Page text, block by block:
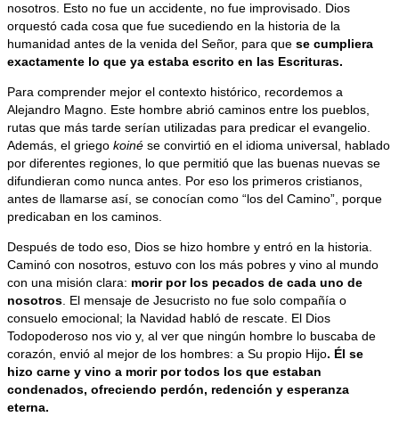
nosotros. Esto no fue un accidente, no fue improvisado. Dios
orquestó cada cosa que fue sucediendo en la historia de la
humanidad antes de la venida del Señor, para que se cumpliera
exactamente lo que ya estaba escrito en las Escrituras.
Para comprender mejor el contexto histórico, recordemos a
Alejandro Magno. Este hombre abrió caminos entre los pueblos,
rutas que más tarde serían utilizadas para predicar el evangelio.
Además, el griego koiné se convirtió en el idioma universal, hablado
por diferentes regiones, lo que permitió que las buenas nuevas se
difundieran como nunca antes. Por eso los primeros cristianos,
antes de llamarse así, se conocían como “los del Camino”, porque
predicaban en los caminos.
Después de todo eso, Dios se hizo hombre y entró en la historia.
Caminó con nosotros, estuvo con los más pobres y vino al mundo
con una misión clara: morir por los pecados de cada uno de
nosotros. El mensaje de Jesucristo no fue solo compañía o
consuelo emocional; la Navidad habló de rescate. El Dios
Todopoderoso nos vio y, al ver que ningún hombre lo buscaba de
corazón, envió al mejor de los hombres: a Su propio Hijo. Él se
hizo carne y vino a morir por todos los que estaban
condenados, ofreciendo perdón, redención y esperanza
eterna.